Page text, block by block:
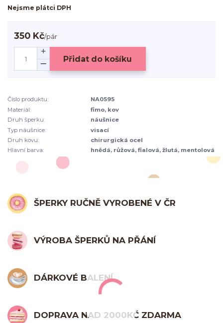
Nejsme plátci DPH
350 Kč/pár
Přidat do košíku
Číslo produktu:
NA0595
Materiál:
fimo, kov
Druh šperku:
náušnice
Typ náušnice:
visací
Druh kovu:
chirurgická ocel
Hlavní barva:
hnědá, růžová, fialová, žlutá, mentolová
ŠPERKY RUČNĚ VYROBENÉ V ČR
VÝROBA ŠPERKŮ NA PŘÁNÍ
DÁRKOVÉ BALENÍ
DOPRAVA NAD 2000KČ ZDARMA